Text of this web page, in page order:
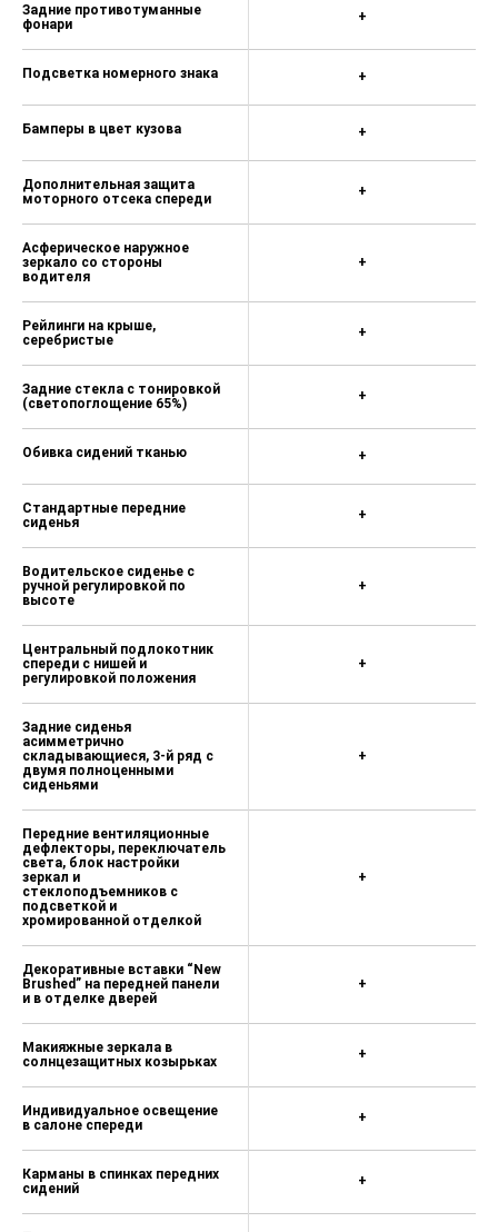
Bluetooth
6 динамиков мультимедийной
аудиосистемы
Розетка на 12В в передней и
задней части центральной консоли
и в багажном отделении
USB порт в центральной консоли
Уменьшенное запасное колесо
повышенной мощности)
Сетка для крепления груза в
багажнике - 16 000 ₽
Стояночный отопитель с
дистанционным управлением и
таймером - 60 000 ₽
Белый "Pure"
Серый "Platinum", металлик - 25 000
Синий "Tourmaline", металлик - 25
000 ₽
Красный "Fortana", металлик - 25
000 ₽
Желтый "Kurkuma", металлик - 25
000 ₽
₽
Чёрный "Titanium" / Чёрный
"Titanium" / Чёрный "Titanium" /
Бежевый "Shetland"
Задние противотуманные
фонари
Подсветка номерного знака
Бамперы в цвет кузова
Дополнительная защита
моторного отсека спереди
Асферическое наружное
зеркало со стороны
водителя
Рейлинги на крыше,
серебристые
Задние стекла с тонировкой
(светопоглощение 65%)
Обивка сидений тканью
Стандартные передние
сиденья
Водительское сиденье с
ручной регулировкой по
высоте
Центральный подлокотник
спереди с нишей и
регулировкой положения
Задние сиденья
асимметрично
складывающиеся, 3-й ряд с
двумя полноценными
сиденьями
Передние вентиляционные
дефлекторы, переключатель
света, блок настройки
зеркал и
стеклоподъемников с
подсветкой и
хромированной отделкой
Декоративные вставки “New
Brushed” на передней панели
и в отделке дверей
Макияжные зеркала в
солнцезащитных козырьках
Индивидуальное освещение
в салоне спереди
Карманы в спинках передних
сидений
+
+
+
+
+
+
+
+
+
+
+
+
+
+
+
+
+